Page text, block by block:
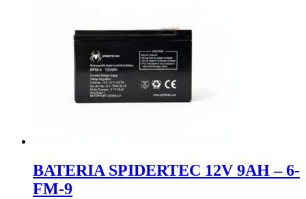
BATERIA SPIDERTEC 12V 9AH – 6-
FM-9